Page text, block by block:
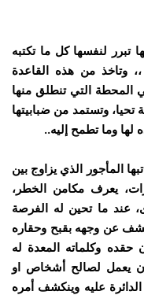
ﺗﺒﺮﺭ ﻟﻨﻔﺴﻬﺎ ﻛﻞ ﻣﺎ ﺗﻜﺘﺒﻪ
ﻭﺗﺎﺧﺬ ﻣﻦ ﻫﺬﻩ ﺍﻟﻘﺎﻋﺪﺓ
ﺍﻟﻤﺤﻄﺔ ﺍﻟﺘﻲ ﺗﻨﻄﻠﻖ ﻣﻨﻬﺎ
ﺗﺤﻴﺎ، ﻭﺗﺴﺘﻤﺪ ﻣﻦ ﺿﺒﺎﺑﻴﺘﻬﺎ
ﻟﻬﺎ ﻭﻣﺎ ﺗﻄﻤﺢ ﺇﻟﻴﻪ..
ﺍﻟﻤﺄﺟﻮﺭ ﺍﻟﺬﻱ ﻳﺰﺍﻭﺝ ﺑﻴﻦ
ﻳﻌﺮﻑ ﻣﻜﺎﻣﻦ ﺍﻟﺨﻄﺮ،
ﻋﻨﺪ ﻣﺎ ﺗﺤﻴﻦ ﻟﻪ ﺍﻟﻔﺮﺻﺔ
ﻋﻦ ﻭﺟﻬﻪ ﺑﻘﺒﺢ ﻭﺣﻘﺎﺭﻩ
ﻭﻛﻠﻤﺎﺗﻪ ﺍﻟﻤﻌﺪﺓ ﻟﻪ
ﻳﻌﻤﻞ ﻟﺼﺎﻟﺢ ﺃﺷﺨﺎﺹ ﺍﻭ
ﻋﻠﻴﻪ ﻭﻳﻨﻜﺸﻒ ﺃﻣﺮﻩ